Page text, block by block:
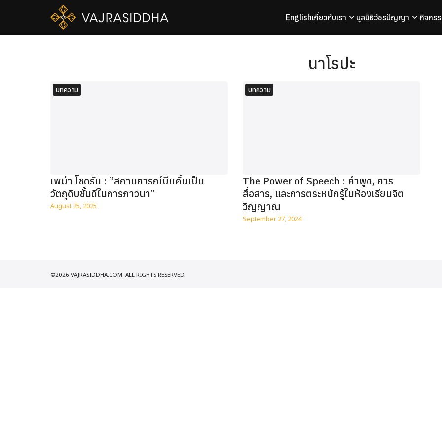
Englishเกี่ยวกับเรา มูลนิธิวัชรปัญญา กิจกร
นาโรปะ
บทความ
เพม่า โชดรัน : “สถานการณ์บีบคั้นเป็น
วัตถุดิบชั้นดีในการภาวนา”
August 25, 2025
บทความ
The Power of Speech : คำพูด, การ
สื่อสาร, และการตระหนักรู้ในห้องเรียนจิต
วิญญาณ
September 27, 2024
©2026 VAJRASIDDHA.COM. ALL RIGHTS RESERVED.